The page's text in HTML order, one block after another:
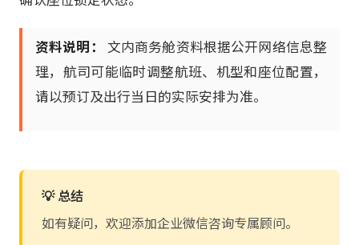
资料说明：
文内商务舱资料根据公开网络信息整
理，航司可能临时调整航班、机型和座位配置，
请以预订及出行当日的实际安排为准。
💡 总结
如有疑问，欢迎添加企业微信咨询专属顾问。